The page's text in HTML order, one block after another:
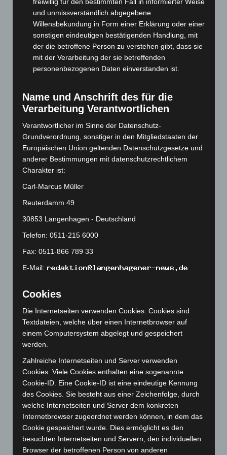
Dezember 2024(89)
November 2024(94)
Oktober 2024(93)
September 2024(112)
August 2024
Juni 2024(107)
Mai 2024
(149)
April 2024(102)
März 2024(103)
Februar 2024(103)
Januar 2024
(111)
Juli 2023 (118)
Juni 2023 (142)
April 2023(155)
März 2023(174)
Februar 2023
Januar 2023 (140)
Dezember 2022(130)
November 2022(167)
Oktober 2022(166)
September 2022(205)
August 2022 (166)
freiwillig für den bestimmten Fall in informierter Weise
und unmissverständlich abgegebene
Willensbekundung in Form einer Erklärung oder einer
sonstigen eindeutigen bestätigenden Handlung, mit
der die betroffene Person zu verstehen gibt, dass sie
mit der Verarbeitung der sie betreffenden
personenbezogenen Daten einverstanden ist.
Name und Anschrift des für die
Verarbeitung Verantwortlichen
Verantwortlicher im Sinne der Datenschutz-
Grundverordnung, sonstiger in den Mitgliedstaaten der
Europäischen Union geltenden Datenschutzgesetze und
anderer Bestimmungen mit datenschutzrechtlichem
Charakter ist:
Carl-Marcus Müller
Reuterdamm 49
30853 Langenhagen - Deutschland
Telefon: 0511-215 6000
Fax: 0511-866 789 33
E-Mail:
Cookies
Die Internetseiten verwenden Cookies. Cookies sind
Textdateien, welche über einen Internetbrowser auf
einem Computersystem abgelegt und gespeichert
werden.
Zahlreiche Internetseiten und Server verwenden
Cookies. Viele Cookies enthalten eine sogenannte
Cookie-ID. Eine Cookie-ID ist eine eindeutige Kennung
des Cookies. Sie besteht aus einer Zeichenfolge, durch
welche Internetseiten und Server dem konkreten
Internetbrowser zugeordnet werden können, in dem das
Cookie gespeichert wurde. Dies ermöglicht es den
besuchten Internetseiten und Servern, den individuellen
Browser der betroffenen Person von anderen